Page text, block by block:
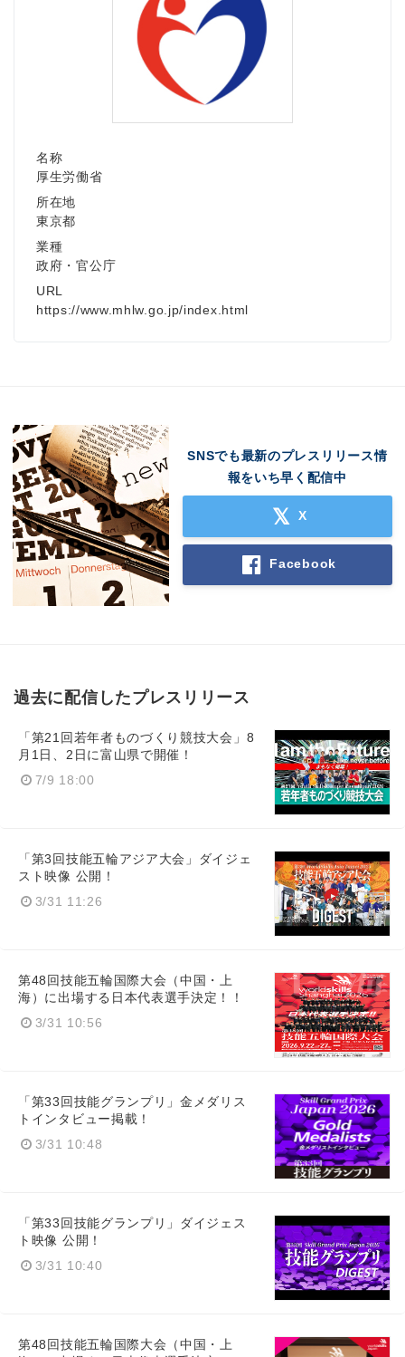
名称
厚生労働省
所在地
東京都
業種
政府・官公庁
URL
https://www.mhlw.go.jp/index.html
SNSでも最新のプレスリリース情
報をいち早く配信中
X
Facebook
過去に配信したプレスリリース
「第21回若年者ものづくり競技大会」8
月1日、2日に富山県で開催！
7/9 18:00
「第3回技能五輪アジア大会」ダイジェ
スト映像 公開！
3/31 11:26
第48回技能五輪国際大会（中国・上
海）に出場する日本代表選手決定！！
3/31 10:56
「第33回技能グランプリ」金メダリス
トインタビュー掲載！
3/31 10:48
「第33回技能グランプリ」ダイジェス
ト映像 公開！
3/31 10:40
第48回技能五輪国際大会（中国・上